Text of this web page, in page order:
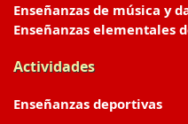
Enseñanzas de música y
Enseñanzas elementales
Actividades
Enseñanzas deportivas